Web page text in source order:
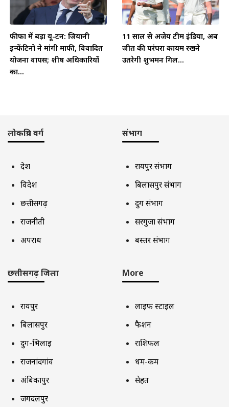
फीफा में बड़ा यू-टर्न: जियानी
इन्फेंटिनो ने मांगी माफी, विवादित
योजना वापस; शीर्ष अधिकारियों
का...
11 साल से अजेय टीम इंडिया, अब
जीत की परंपरा कायम रखने
उतरेगी शुभमन गिल...
लोकप्रिय वर्ग
देश
विदेश
छत्तीसगढ़
राजनीती
अपराध
संभाग
रायपुर संभाग
बिलासपुर संभाग
दुर्ग संभाग
सरगुजा संभाग
बस्तर संभाग
छत्तीसगढ़ जिला
रायपुर
बिलासपुर
दुर्ग-भिलाई
राजनांदगांव
अंबिकापुर
जगदलपुर
More
लाइफ स्टाइल
फैशन
राशिफल
धर्म-कर्म
सेहत